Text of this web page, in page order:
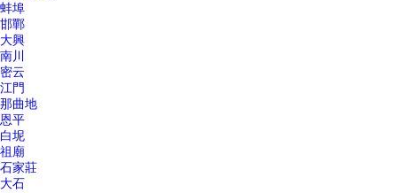
蚌埠
邯鄲
大興
南川
密云
江門
那曲地
恩平
白坭
祖廟
石家莊
大石